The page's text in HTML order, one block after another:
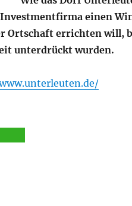
einen
Ortschaft errichten will,
unterdrückt wurden.